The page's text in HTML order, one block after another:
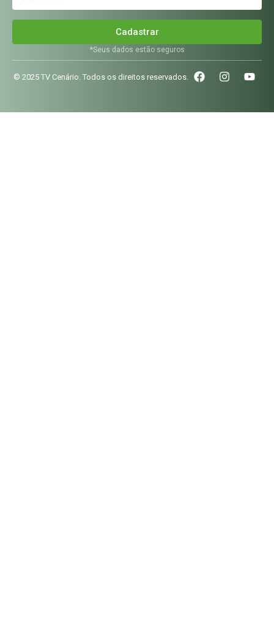
Cadastrar
*Seus dados estão seguros
© 2025 TV Cenário. Todos os direitos reservados.